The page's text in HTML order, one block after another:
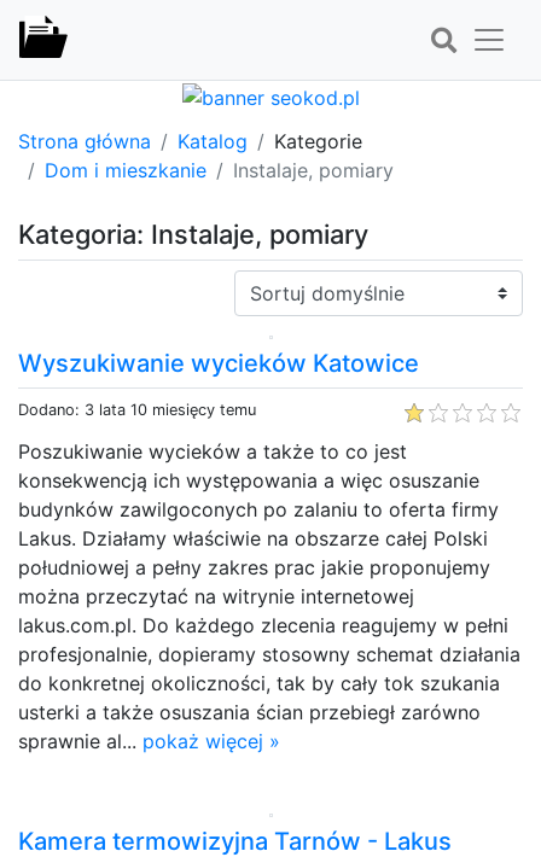
Strona główna Katalog
Kategorie
Dom i mieszkanie
Instalaje, pomiary
Kategoria: Instalaje, pomiary
Sortuj:
Wyszukiwanie wycieków Katowice
Dodano: 3 lata 10 miesięcy temu
Poszukiwanie wycieków a także to co jest
konsekwencją ich występowania a więc osuszanie
budynków zawilgoconych po zalaniu to oferta firmy
Lakus. Działamy właściwie na obszarze całej Polski
południowej a pełny zakres prac jakie proponujemy
można przeczytać na witrynie internetowej
lakus.com.pl. Do każdego zlecenia reagujemy w pełni
profesjonalnie, dopieramy stosowny schemat działania
do konkretnej okoliczności, tak by cały tok szukania
usterki a także osuszania ścian przebiegł zarówno
sprawnie al... pokaż więcej »
Kamera termowizyjna Tarnów - Lakus